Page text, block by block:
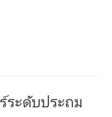
ระดับประถม